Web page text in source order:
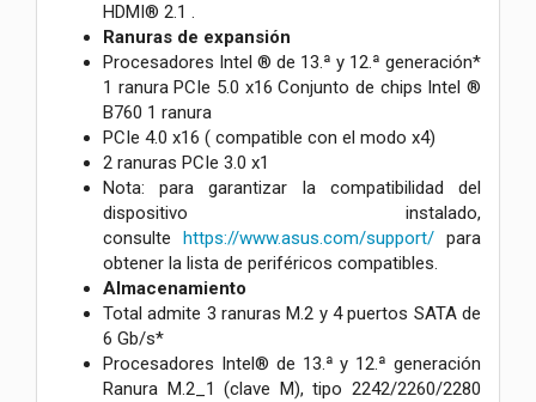
HDMI® 2.1 .
Ranuras de expansión
Procesadores Intel ® de 13.ª y 12.ª generación*
1 ranura PCIe 5.0 x16 Conjunto de chips Intel ®
B760 1 ranura
PCIe 4.0 x16 ( compatible con el modo x4)
2 ranuras PCIe 3.0 x1
Nota: para garantizar la compatibilidad del
dispositivo instalado,
consulte https://www.asus.com/support/ para
obtener la lista de periféricos compatibles.
Almacenamiento
Total admite 3 ranuras M.2 y 4 puertos SATA de
6 Gb/s*
Procesadores Intel® de 13.ª y 12.ª generación
Ranura M.2_1 (clave M), tipo 2242/2260/2280